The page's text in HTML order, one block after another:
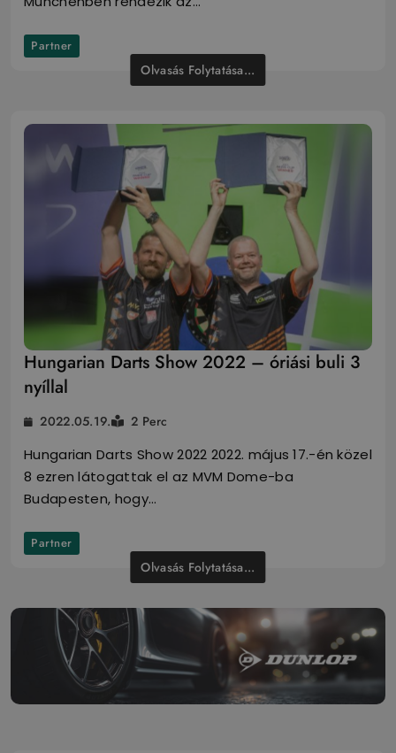
Partner
Olvasás Folytatása...
Hungarian Darts Show 2022 – óriási buli 3
nyíllal
2022.05.19. 2 Perc
Hungarian Darts Show 2022 2022. május 17.-én közel
8 ezren látogattak el az MVM Dome-ba
Budapesten, hogy…
Partner
Olvasás Folytatása...